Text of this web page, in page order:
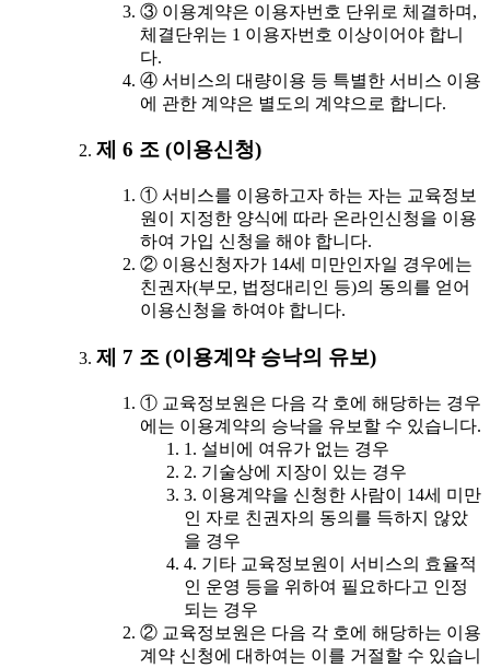
③ 이용계약은 이용자번호 단위로 체결하며,
체결단위는 1 이용자번호 이상이어야 합니
다.
④ 서비스의 대량이용 등 특별한 서비스 이용
에 관한 계약은 별도의 계약으로 합니다.
제 6 조 (이용신청)
① 서비스를 이용하고자 하는 자는 교육정보
원이 지정한 양식에 따라 온라인신청을 이용
하여 가입 신청을 해야 합니다.
② 이용신청자가 14세 미만인자일 경우에는
친권자(부모, 법정대리인 등)의 동의를 얻어
이용신청을 하여야 합니다.
제 7 조 (이용계약 승낙의 유보)
① 교육정보원은 다음 각 호에 해당하는 경우
에는 이용계약의 승낙을 유보할 수 있습니다.
1. 설비에 여유가 없는 경우
2. 기술상에 지장이 있는 경우
3. 이용계약을 신청한 사람이 14세 미만
인 자로 친권자의 동의를 득하지 않았
을 경우
4. 기타 교육정보원이 서비스의 효율적
인 운영 등을 위하여 필요하다고 인정
되는 경우
② 교육정보원은 다음 각 호에 해당하는 이용
계약 신청에 대하여는 이를 거절할 수 있습니